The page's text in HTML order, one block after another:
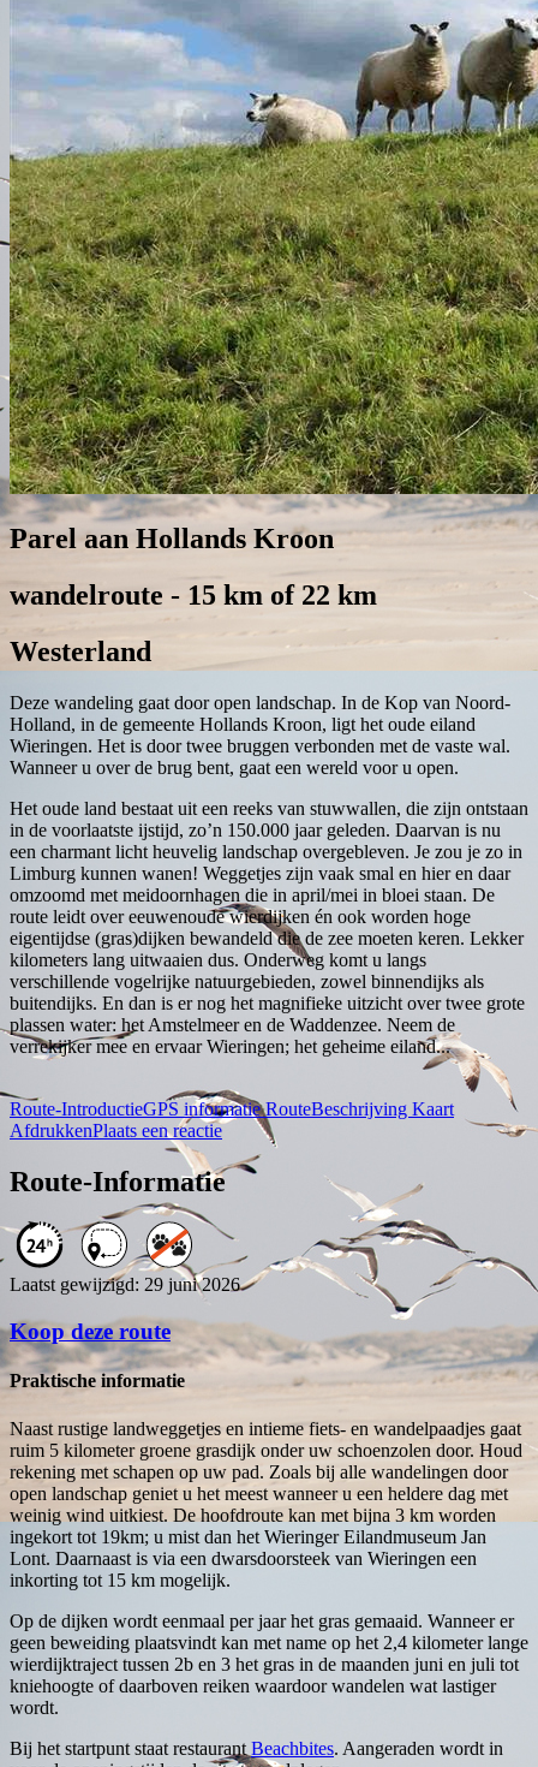
Parel aan Hollands Kroon
wandelroute - 15 km of 22 km
Westerland
Deze wandeling gaat door open landschap. In de Kop van Noord-
Holland, in de gemeente Hollands Kroon, ligt het oude eiland
Wieringen. Het is door twee bruggen verbonden met de vaste wal.
Wanneer u over de brug bent, gaat een wereld voor u open.
Het oude land bestaat uit een reeks van stuwwallen, die zijn ontstaan
in de voorlaatste ijstijd, zo’n 150.000 jaar geleden. Daarvan is nu
een charmant licht heuvelig landschap overgebleven. Je zou je zo in
Limburg kunnen wanen! Weggetjes zijn vaak smal en hier en daar
omzoomd met meidoornhagen die in april/mei in bloei staan. De
route leidt over eeuwenoude wierdijken én ook worden hoge
eigentijdse (gras)dijken bewandeld die de zee moeten keren. Lekker
kilometers lang uitwaaien dus. Onderweg komt u langs
verschillende vogelrijke natuurgebieden, zowel binnendijks als
buitendijks. En dan is er nog het magnifieke uitzicht over twee grote
plassen water: het Amstelmeer en de Waddenzee. Neem de
verrekijker mee en ervaar Wieringen; het geheime eiland...
Route-IntroductieGPS informatieRouteBeschrijving Kaart
AfdrukkenPlaats een reactie
Route-Informatie
Laatst gewijzigd: 29 juni 2026
Koop deze route
Praktische informatie
Naast rustige landweggetjes en intieme fiets- en wandelpaadjes gaat
ruim 5 kilometer groene grasdijk onder uw schoenzolen door. Houd
rekening met schapen op uw pad. Zoals bij alle wandelingen door
open landschap geniet u het meest wanneer u een heldere dag met
weinig wind uitkiest. De hoofdroute kan met bijna 3 km worden
ingekort tot 19km; u mist dan het Wieringer Eilandmuseum Jan
Lont. Daarnaast is via een dwarsdoorsteek van Wieringen een
inkorting tot 15 km mogelijk.
Op de dijken wordt eenmaal per jaar het gras gemaaid. Wanneer er
geen beweiding plaatsvindt kan met name op het 2,4 kilometer lange
wierdijktraject tussen 2b en 3 het gras in de maanden juni en juli tot
kniehoogte of daarboven reiken waardoor wandelen wat lastiger
wordt.
Bij het startpunt staat restaurant Beachbites. Aangeraden wordt in